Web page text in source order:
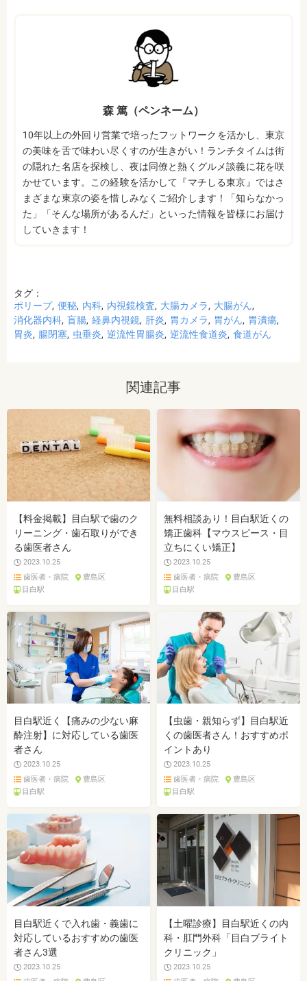
森 篤（ペンネーム）
10年以上の外回り営業で培ったフットワークを活かし、東京
の美味を舌で味わい尽くすのが生きがい！ランチタイムは街
の隠れた名店を探検し、夜は同僚と熱くグルメ談義に花を咲
かせています。この経験を活かして『マチしる東京』ではさ
まざまな東京の姿を惜しみなくご紹介します！「知らなかっ
た」「そんな場所があるんだ」といった情報を皆様にお届け
していきます！
タグ：
ポリープ 便秘 内科 内視鏡検査 大腸カメラ
大腸がん
消化器内科 盲腸 経鼻内視鏡 肝炎 胃カメラ 胃がん
胃潰瘍
胃炎
腸閉塞 虫垂炎 逆流性胃腸炎 逆流性食道炎 食道がん
関連記事
【料金掲載】目白駅で歯のク
リーニング・歯石取りができ
る歯医者さん
2023.10.25
歯医者・病院
豊島区
目白駅
無料相談あり！目白駅近くの
矯正歯科【マウスピース・目
立ちにくい矯正】
2023.10.25
歯医者・病院
豊島区
目白駅
目白駅近く【痛みの少ない麻
酔注射】に対応している歯医
者さん
2023.10.25
歯医者・病院
豊島区
目白駅
【虫歯・親知らず】目白駅近
くの歯医者さん！おすすめポ
イントあり
2023.10.25
歯医者・病院
豊島区
目白駅
目白駅近くで入れ歯・義歯に
対応しているおすすめの歯医
者さん3選
2023.10.25
【土曜診療】目白駅近くの内
科・肛門外科「目白ブライト
クリニック」
2023.10.25